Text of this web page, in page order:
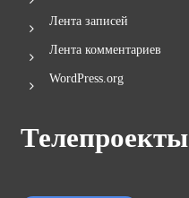
Лента записей
Лента комментариев
WordPress.org
Телепроекты